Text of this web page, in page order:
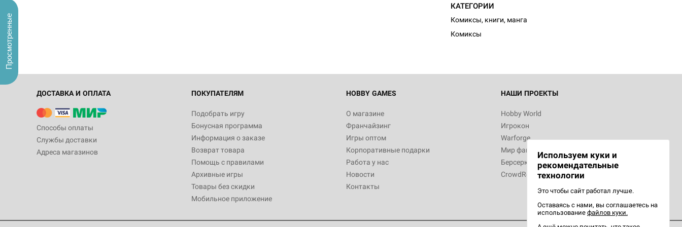
КАТЕГОРИИ
Комиксы, книги, манга
Комиксы
ДОСТАВКА И ОПЛАТА
Способы оплаты
Службы доставки
Адреса магазинов
ПОКУПАТЕЛЯМ
Подобрать игру
Бонусная программа
Информация о заказе
Возврат товара
Помощь с правилами
Архивные игры
Товары без скидки
Мобильное приложение
HOBBY GAMES
О магазине
Франчайзинг
Игры оптом
Корпоративные подарки
Работа у нас
Новости
Контакты
НАШИ ПРОЕКТЫ
Hobby World
Игрокон
Warforge
Мир фантастики
Берсерк
CrowdRepublic
Используем куки и
рекомендательные
технологии
Это чтобы сайт работал лучше.
Оставаясь с нами, вы соглашаетесь на
использование файлов куки.
Просмотренные
Белая смерть
12 990
Настольная игра Hobby World Ужас
3 490